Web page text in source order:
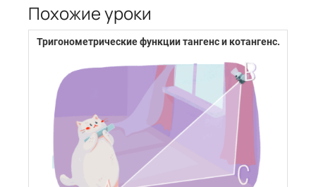
Похожие уроки
Тригонометрические функции тангенс и котангенс.